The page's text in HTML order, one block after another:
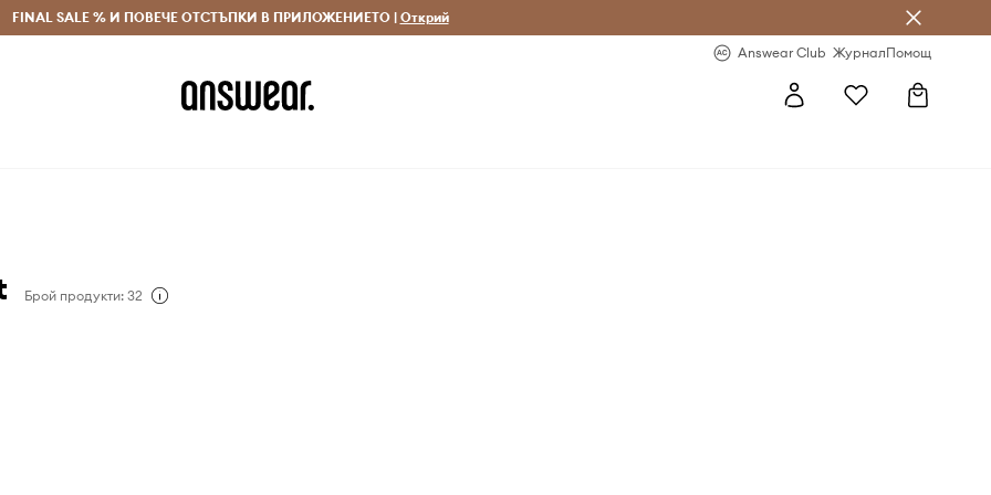
и връщане за поръчки над 70 EUR Доставка 1-5 дни
FINAL SALE % И ПОВЕЧЕ ОТСТЪПКИ В ПРИЛОЖЕНИЕТО | Открий
Answear Club ЖурналПомощ
Брой продукти: 32